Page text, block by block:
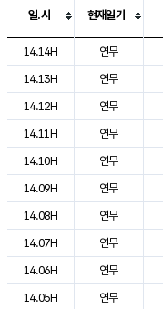
도시별 기상실황표로 지점
일.시 현재일기
14.14H
연무
14.13H
연무
14.12H
연무
14.11H
연무
14.10H
연무
14.09H
연무
14.08H
연무
14.07H
연무
14.06H
연무
14.05H
연무